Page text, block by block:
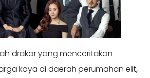
drakor yang menceritakan
kaya di daerah perumahan elit,